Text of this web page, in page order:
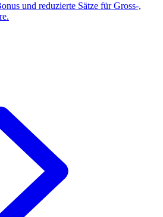
und reduzierte Sätze für Gross-,